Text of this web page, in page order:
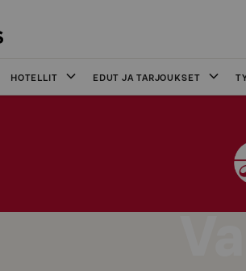
HOTELLIT EDUT JA TARJOUKSET